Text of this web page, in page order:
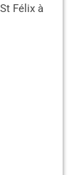
Félix à